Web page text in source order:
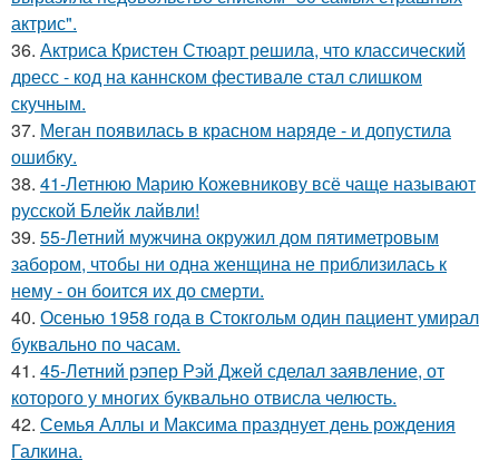
актрис".
36. Актриса Кристен Стюарт решила, что классический
дресс - код на каннском фестивале стал слишком
скучным.
37. Меган появилась в красном наряде - и допустила
ошибку.
38. 41-Летнюю Марию Кожевникову всё чаще называют
русской Блейк лайвли!
39. 55-Летний мужчина окружил дом пятиметровым
забором, чтобы ни одна женщина не приблизилась к
нему - он боится их до смерти.
40. Осенью 1958 года в Стокгольм один пациент умирал
буквально по часам.
41. 45-Летний рэпер Рэй Джей сделал заявление, от
которого у многих буквально отвисла челюсть.
42. Семья Аллы и Максима празднует день рождения
Галкина.